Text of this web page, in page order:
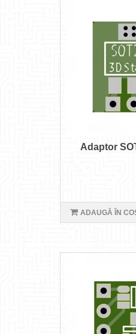
Adaptor
ADAUGĂ ÎN